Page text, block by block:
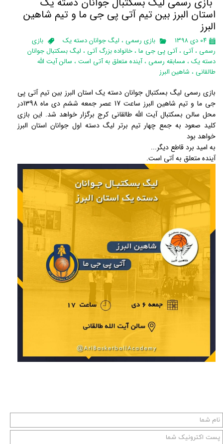
استان البرز‌ بین تیم آتی پی جی ما و تیم شاهین
البرز
۰۴ دی ۱۳۹۸ بازی رسمی ، لیگ جوانان دسته یک
بازی
رسمی ،آتی ،آتی پی جی ما، خانواده بزرگ آتی ، لیگ بسکتبال جوانان
دسته یک، مسابقه رسمی ،آینده متعلق به آتی است، سالن آیت الله
طالقانی ، شاهین البرز
بازی رسمی لیگ بسکتبال جوانان دسته یک استان البرز‌ بین تیم آتی پی
جی ما و تیم شاهین البرز ساعت 17 عصر جمعه ششم دی ماه 1398در
محل سالن بسکتبال آیت الله طالقانی کرج برگزار خواهد شد. این بازی
کلید صعود به جمع چهار تیم برتر لیگ دسته اول جوانان استان البرز
خواهد بود
به امید برد قاطع دیگر...
آینده متعلق به آتی است.